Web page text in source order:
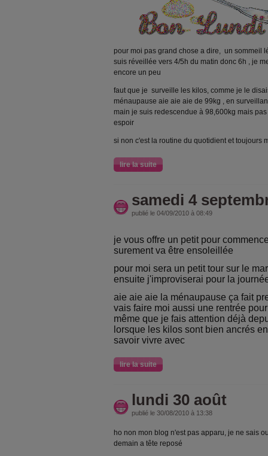
pour moi pas grand chose a dire, un sommeil
suis réveillée vers 4/5h du matin donc 6h , je
encore un peu
faut que je surveille les kilos, comme je le
ménaupause aie aie aie de 99kg , en
main je suis redescendue à 98,600kg mais
espoir
si non c'est la routine du quotidient et toujours
lire la suite
samedi 4
publié le 04/09/2010 à 08:49
je vous offre un petit pour
surement va être ensoleillée
pour moi sera un petit tour sur le
ensuite j'improviserai pour la
aie aie aie la ménaupause ça fait
vais faire moi aussi une rentrée
même que je fais attention déjà
lorsque les kilos sont bien ancrés
savoir vivre avec
lire la suite
lundi 30 août
publié le 30/08/2010 à 13:38
ho non mon blog n'est pas apparu, je ne sais
demain a tête reposé